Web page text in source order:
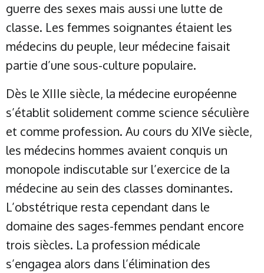
guerre des sexes mais aussi une lutte de
classe. Les femmes soignantes étaient les
médecins du peuple, leur médecine faisait
partie d’une sous-culture populaire.
Dès le XIIIe siècle, la médecine européenne
s’établit solidement comme science séculière
et comme profession. Au cours du XIVe siècle,
les médecins hommes avaient conquis un
monopole indiscutable sur l’exercice de la
médecine au sein des classes dominantes.
L’obstétrique resta cependant dans le
domaine des sages-femmes pendant encore
trois siècles. La profession médicale
s’engagea alors dans l’élimination des